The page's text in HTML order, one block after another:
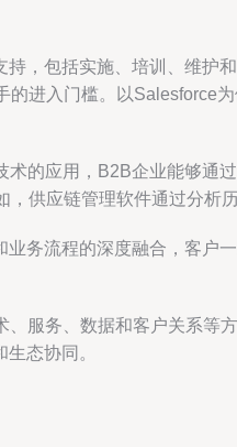
，包括实施、培训、维护
进入门槛。以Salesforce
的应用，B2B企业能够通
供应链管理软件通过分析
务流程的深度融合，客户
服务、数据和客户关系等
态协同。